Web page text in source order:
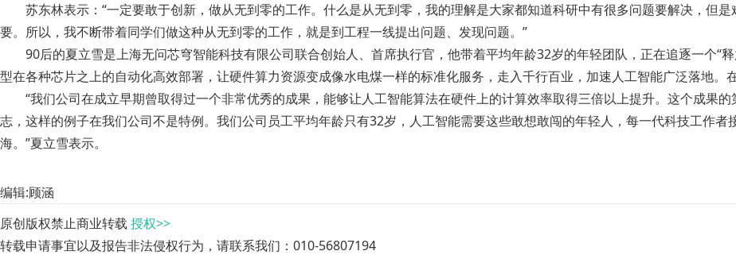
苏东林表示：“一定要敢于创新，做从无到零的工作。什么是从无到零，我的理解是大家都知道科研中有很多问题要解决，但
要。所以，我不断带着同学们做这种从无到零的工作，就是到工程一线提出问题、发现问题。”
90后的夏立雪是上海无问芯穹智能科技有限公司联合创始人、首席执行官，他带着平均年龄32岁的年轻团队，正在追逐一个“
型在各种芯片之上的自动化高效部署，让硬件算力资源变成像水电煤一样的标准化服务，走入千行百业，加速人工智能广泛落地。
“我们公司在成立早期曾取得过一个非常优秀的成果，能够让人工智能算法在硬件上的计算效率取得三倍以上提升。这个成果
志，这样的例子在我们公司不是特例。我们公司员工平均年龄只有32岁，人工智能需要这些敢想敢闯的年轻人，每一代科技工作
海。”夏立雪表示。
编辑:顾涵
原创版权禁止商业转载 授权>>
转载申请事宜以及报告非法侵权行为，请联系我们：010-56807194